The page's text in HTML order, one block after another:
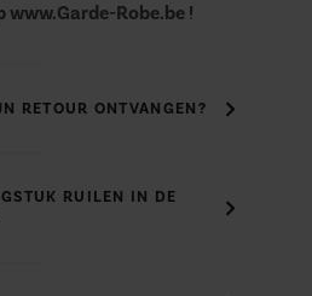
www.Garde-Robe.be !
RETOUR ONTVANGEN?
RUILEN IN DE